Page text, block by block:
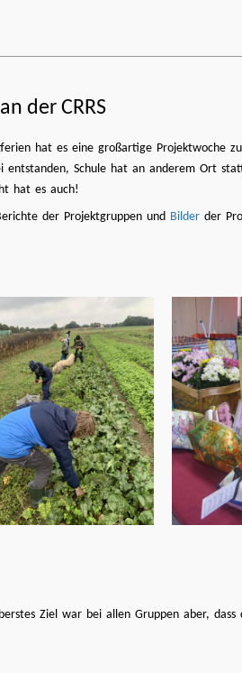
der CRRS
hat es eine großartige Projektwoche
entstanden, Schule hat an anderem Ort
hat es auch!
der Projektgruppen und Bilder der
Ziel war bei allen Gruppen aber,